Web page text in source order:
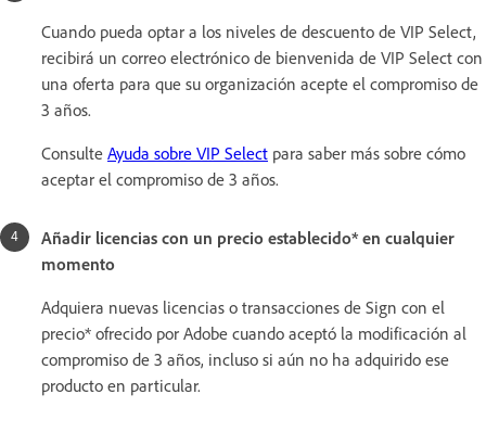
Cuando pueda optar a los niveles de descuento de VIP Select,
recibirá un correo electrónico de bienvenida de VIP Select con
una oferta para que su organización acepte el compromiso de
3 años.
Consulte Ayuda sobre VIP Select para saber más sobre cómo
aceptar el compromiso de 3 años.
Añadir licencias con un precio establecido* en cualquier
momento
Adquiera nuevas licencias o transacciones de Sign con el
precio* ofrecido por Adobe cuando aceptó la modificación al
compromiso de 3 años, incluso si aún no ha adquirido ese
producto en particular.